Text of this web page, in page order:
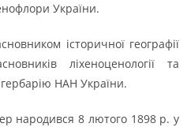
України.
історичної географії
ліхеноценології та
НАН України.
народився 8 лютого 1898 р. у